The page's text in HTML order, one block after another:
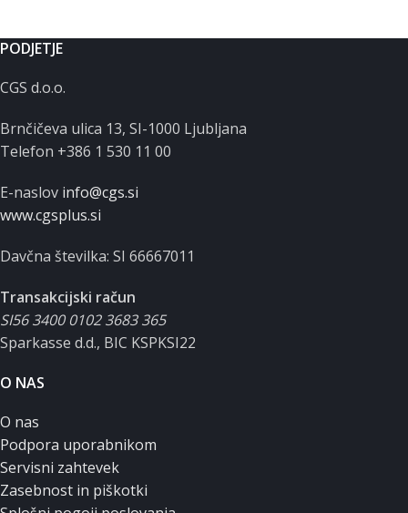
PODJETJE
CGS d.o.o.
Brnčičeva ulica 13, SI-1000 Ljubljana
Telefon +386 1 530 11 00
E-naslov info@cgs.si
www.cgsplus.si
Davčna številka: SI 66667011
Transakcijski račun
SI56 3400 0102 3683 365
Sparkasse d.d., BIC KSPKSI22
O NAS
O nas
Podpora uporabnikom
Servisni zahtevek
Zasebnost in piškotki